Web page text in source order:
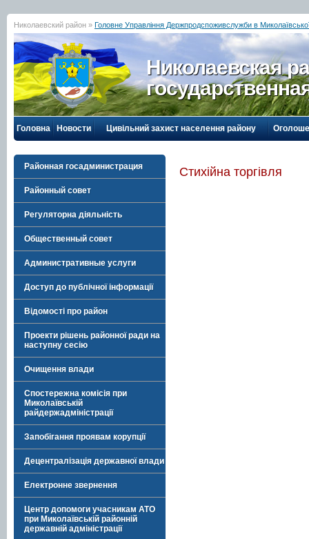
Николаевский район » Головне Управління Держпродспоживслужби в
Николаевская
Головна Новости Цивільний захист населення району
Районная госадминистрация
Районный совет
Регуляторна діяльність
Общественный совет
Административные услуги
Доступ до публічної інформації
Відомості про район
Проекти рішень районної ради на
наступну сесію
Очищення влади
Спостережна комісія при
Миколаївській
райдержадміністрації
Запобігання проявам корупції
Децентралізація державної влади
Електронне звернення
Центр допомоги учасникам АТО
при Миколаївській районній
державній адміністрації
Стихійна торгівля